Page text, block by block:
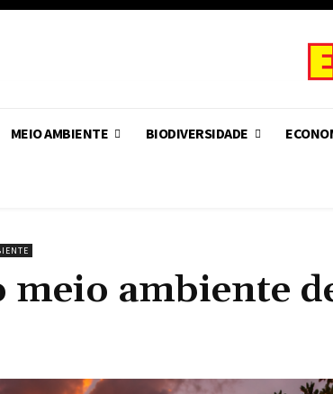
MEIO AMBIENTE BIODIVERSIDADE
meio ambiente